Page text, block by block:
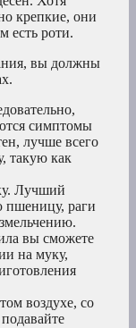
крепкие, они
есть роти.
вы должны
симптомы
лучше всего
такую как
Лучший
пшеницу, раги
вы сможете
на муку,
воздухе, со